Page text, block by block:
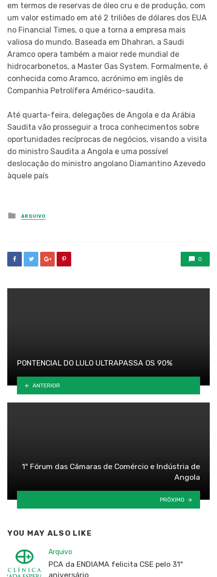
em termos de reservas de óleo cru e de produção, com
um valor estimado em até 2 triliões de dólares dos EUA
no Financial Times, o que a torna a empresa mais
valiosa do mundo. Baseada em Dhahran, a Saudi
Aramco opera também a maior rede mundial de
hidrocarbonetos, a Master Gas System. Formalmente, é
conhecida como Aramco, acrónimo em inglês de
Companhia Petrolífera Américo-saudita.
Até quarta-feira, delegações de Angola e da Arábia
Saudita vão prosseguir a troca conhecimentos sobre
oportunidades recíprocas de negócios, visando a visita
do ministro Saudita a Angola e uma possível
deslocação do ministro angolano Diamantino Azevedo
àquele país
Posted
in
ARQUIVO
0
PONTENCIAL DO LULO ULTRAPASSA OS 90%
ANTERIOR
1º Fórum das Câmaras de Comércio e Indústria de
Angola
PRÓXIMO
YOU MAY ALSO LIKE
Arquivo
PCA da ENDIAMA felicita CSE pelo 31º
aniversário